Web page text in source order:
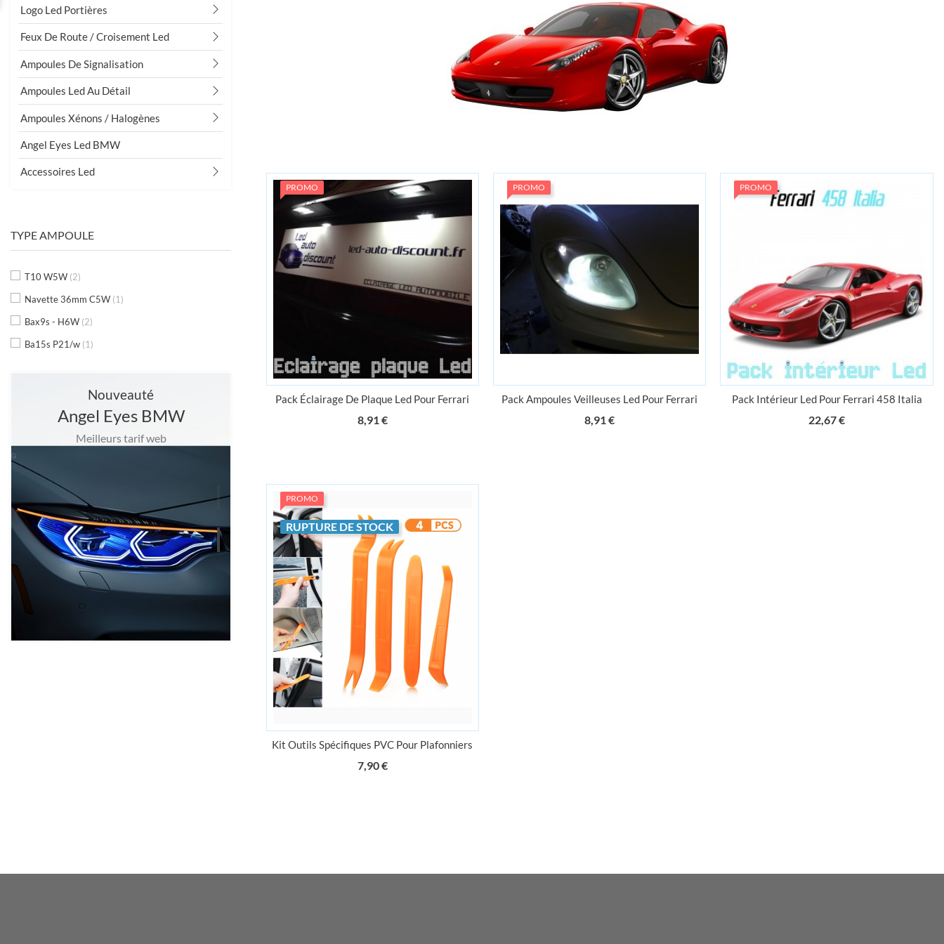
Logo Led Portières
Feux De Route / Croisement Led
Ampoules De Signalisation
Ampoules Led Au Détail
Ampoules Xénons / Halogènes
Angel Eyes Led BMW
Accessoires Led
TYPE AMPOULE
T10 W5W (2)
Navette 36mm C5W (1)
Bax9s - H6W (2)
Ba15s P21/w (1)
Grand choix
D'ampoules
10000 ampoules en stock
Nouveauté
Angel Eyes BMW
Meilleurs tarif web
PROMO
Pack Éclairage De Plaque Led Pour Ferrari
8,91 €Prix
PROMO
Pack Ampoules Veilleuses Led Pour Ferrari
8,91 €Prix
PROMO
Pack Intérieur Led Pour Ferrari 458 Italia
22,67 €Prix
PROMO
RUPTURE DE STOCK
Kit Outils Spécifiques PVC Pour Plafonniers
7,90 €Prix